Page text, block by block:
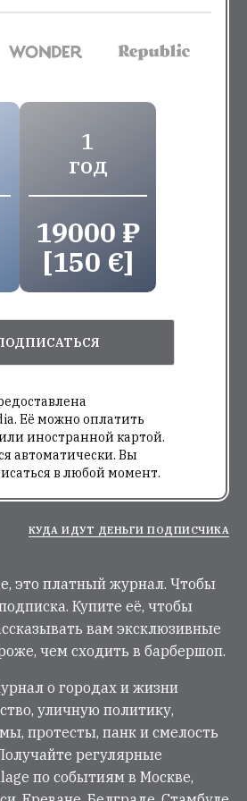
1
год
19000 ₽
[150 €]
Её можно оплатить
иностранной картой.
автоматически. Вы
в любой момент.
КУДА ИДУТ ДЕНЬГИ ПОДПИСЧИКА
это платный журнал. Чтобы
Купите её, чтобы
вам эксклюзивные
чем сходить в барбершоп.
о городах и жизни
уличную политику,
протесты, панк и смелость
регулярные
по событиям в Москве,